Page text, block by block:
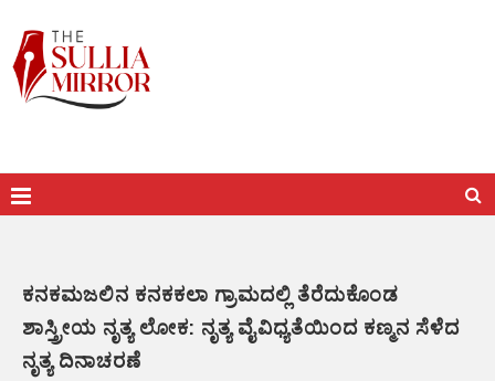
ಕನಕಮಜಲಿನ ಕನಕಕಲಾ ಗ್ರಾಮದಲ್ಲಿ ತೆರೆದುಕೊಂಡ
ಶಾಸ್ತ್ರೀಯ ನೃತ್ಯ ಲೋಕ: ನೃತ್ಯ ವೈವಿಧ್ಯತೆಯಿಂದ ಕಣ್ಮನ ಸೆಳೆದ
ನೃತ್ಯ ದಿನಾಚರಣೆ